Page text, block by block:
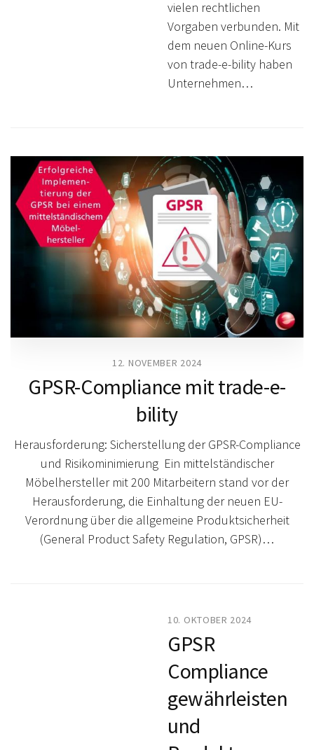
vielen rechtlichen
Vorgaben verbunden. Mit
dem neuen Online-Kurs
von trade-e-bility haben
Unternehmen…
12. NOVEMBER 2024
GPSR-Compliance mit trade-e-
bility
Herausforderung: Sicherstellung der GPSR-Compliance
und Risikominimierung Ein mittelständischer
Möbelhersteller mit 200 Mitarbeitern stand vor der
Herausforderung, die Einhaltung der neuen EU-
Verordnung über die allgemeine Produktsicherheit
(General Product Safety Regulation, GPSR)…
10. OKTOBER 2024
GPSR
Compliance
gewährleisten
und